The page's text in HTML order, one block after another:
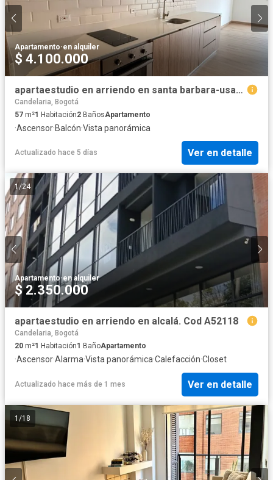
Apartamento·en alquiler
$ 4.100.000
apartaestudio en arriendo en santa barbara-usaquén. Cod A51961
Candelaria, Bogotá
57 m²1 Habitación2 BañosApartamento
·Ascensor·Balcón·Vista panorámica
Actualizado hace 5 días Ver en detalle
1/24
Apartamento·en alquiler
$ 2.350.000
apartaestudio en arriendo en alcalá. Cod A52118
Candelaria, Bogotá
20 m²1 Habitación1 BañoApartamento
·Ascensor·Alarma·Vista panorámica·Calefacción·Closet
Actualizado hace más de 1 mes Ver en detalle
1 /18